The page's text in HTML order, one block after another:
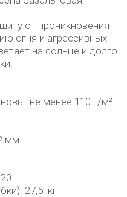
от проникновения
огня и агрессивных
на солнце и долго
не менее 110 г/м²
мм
шт
27,5 кг